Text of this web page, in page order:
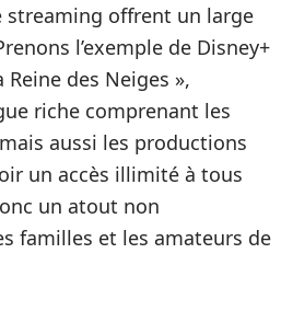
streaming offrent un large
l’exemple de Disney+
Reine des Neiges »,
riche comprenant les
aussi les productions
un accès illimité à tous
un atout non
familles et les amateurs de